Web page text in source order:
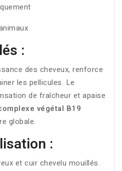
:
des cheveux, renforce
les pellicules. Le
de fraîcheur et apaise
végétal B19
globale.
:
et cuir chevelu mouillés.